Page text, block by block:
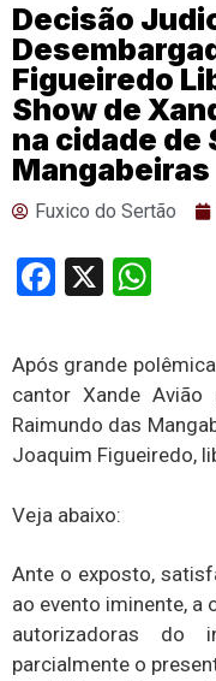
Decisão
Figueiredo
Show de
na cidade de
Mangabeiras
Fuxico do Sertão
Facebook
X
Após grande
cantor Xande
Raimundo das
Joaquim Figueiredo,
Veja abaixo:
Ante o exposto,
ao evento iminente, a
autorizadoras do
parcialmente o